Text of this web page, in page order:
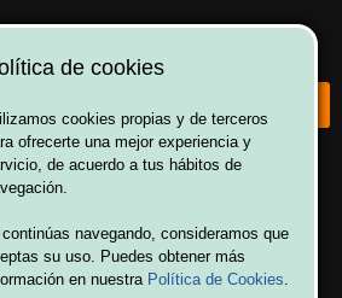
¡Bienvenido a Vulcania!
Juegos de mesa
Merchandising Ofertas
de cookies
cookies propias y de terceros
ofrecerte una mejor experiencia y
de acuerdo a tus hábitos de
navegando, consideramos que
su uso. Puedes obtener más
en nuestra Política de Cookies.